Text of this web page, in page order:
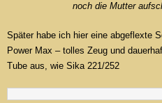
noch die Mutter
Später habe ich hier eine abgeflexte
Power Max – tolles Zeug und
Tube aus, wie Sika 221/252